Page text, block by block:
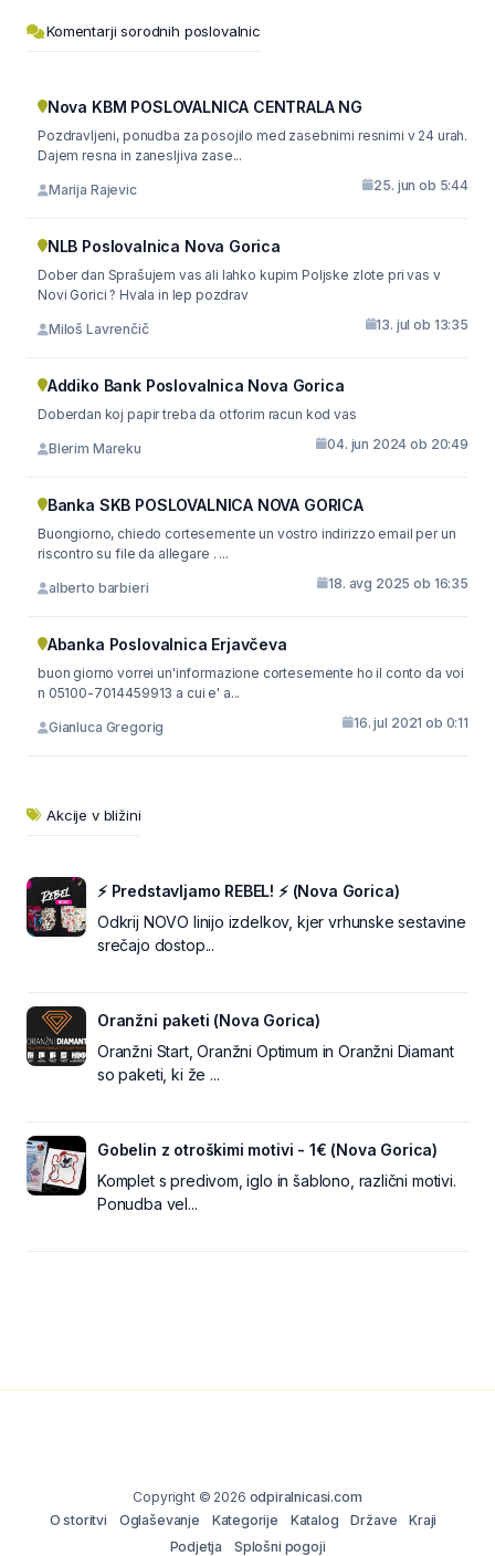
Komentarji sorodnih poslovalnic
Nova KBM POSLOVALNICA CENTRALA NG
Pozdravljeni, ponudba za posojilo med zasebnimi resnimi v 24 urah.
Dajem resna in zanesljiva zase...
Marija Rajevic 25. jun ob 5:44
NLB Poslovalnica Nova Gorica
Dober dan Sprašujem vas ali lahko kupim Poljske zlote pri vas v
Novi Gorici ? Hvala in lep pozdrav
Miloš Lavrenčič 13. jul ob 13:35
Addiko Bank Poslovalnica Nova Gorica
Doberdan koj papir treba da otforim racun kod vas
Blerim Mareku 04. jun 2024 ob 20:49
Banka SKB POSLOVALNICA NOVA GORICA
Buongiorno, chiedo cortesemente un vostro indirizzo email per un
riscontro su file da allegare . ...
alberto barbieri 18. avg 2025 ob 16:35
Abanka Poslovalnica Erjavčeva
buon giorno vorrei un'informazione cortesemente ho il conto da voi
n 05100-7014459913 a cui e' a...
Gianluca Gregorig 16. jul 2021 ob 0:11
Akcije v bližini
⚡ Predstavljamo REBEL! ⚡ (Nova Gorica)
Odkrij NOVO linijo izdelkov, kjer vrhunske sestavine
srečajo dostop...
Oranžni paketi (Nova Gorica)
Oranžni Start, Oranžni Optimum in Oranžni Diamant
so paketi, ki že ...
Gobelin z otroškimi motivi - 1€ (Nova Gorica)
Komplet s predivom, iglo in šablono, različni motivi.
Ponudba vel...
Copyright © 2026 odpiralnicasi.com
O storitvi
Oglaševanje Kategorije Katalog Države
Kraji
Podjetja
Splošni pogoji